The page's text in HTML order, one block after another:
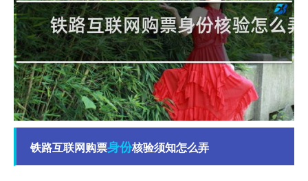
铁路互联网购票身份核验须知怎么弄